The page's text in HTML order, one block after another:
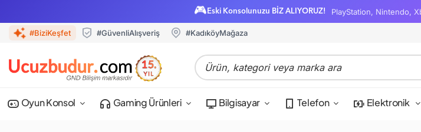
🎮 Eski Konsolunuzu BİZ ALIYORUZ! PlayStation, Nintendo,
#BiziKeşfet #GüvenliAlışveriş #KadıköyMağaza
Oyun Konsol Gaming Ürünleri Bilgisayar Telefon Elektronik